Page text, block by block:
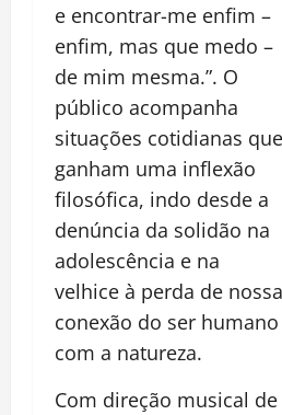
e encontrar-me enfim –
enfim, mas que medo –
de mim mesma.”. O
público acompanha
situações cotidianas que
ganham uma inflexão
filosófica, indo desde a
denúncia da solidão na
adolescência e na
velhice à perda de nossa
conexão do ser humano
com a natureza.
Com direção musical de